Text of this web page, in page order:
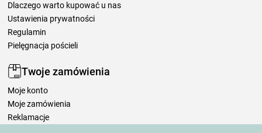
Dlaczego warto kupować u nas
Ustawienia prywatności
Regulamin
Pielęgnacja pościeli
Twoje zamówienia
Moje konto
Moje zamówienia
Reklamacje